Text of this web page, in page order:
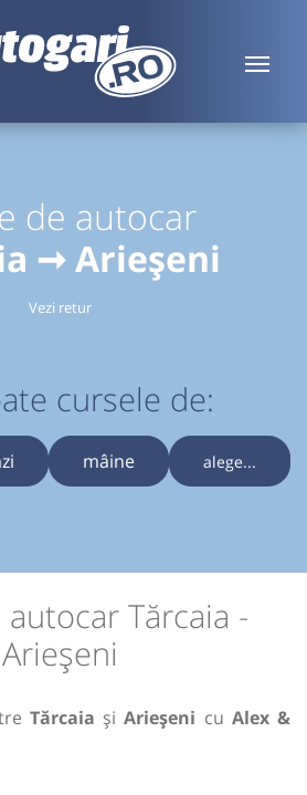
de autocar
➞ Arieșeni
Vezi retur
cursele de:
mâine alege...
Tărcaia -
Arieșeni
Tărcaia șiArieșeni cu Alex &